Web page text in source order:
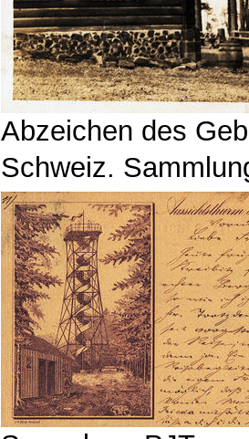
Abzeichen des
Schweiz.